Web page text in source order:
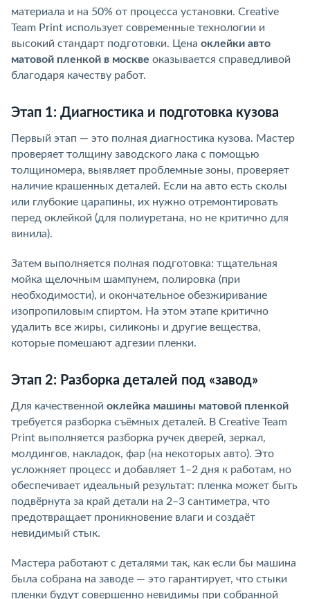
материала и на 50% от процесса установки. Creative
Team Print использует современные технологии и
высокий стандарт подготовки. Цена оклейки авто
матовой пленкой в москве оказывается справедливой
благодаря качеству работ.
Этап 1: Диагностика и подготовка кузова
Первый этап — это полная диагностика кузова. Мастер
проверяет толщину заводского лака с помощью
толщиномера, выявляет проблемные зоны, проверяет
наличие крашенных деталей. Если на авто есть сколы
или глубокие царапины, их нужно отремонтировать
перед оклейкой (для полиуретана, но не критично для
винила).
Затем выполняется полная подготовка: тщательная
мойка щелочным шампунем, полировка (при
необходимости), и окончательное обезжиривание
изопропиловым спиртом. На этом этапе критично
удалить все жиры, силиконы и другие вещества,
которые помешают адгезии пленки.
Этап 2: Разборка деталей под «завод»
Для качественной оклейка машины матовой пленкой
требуется разборка съёмных деталей. В Creative Team
Print выполняется разборка ручек дверей, зеркал,
молдингов, накладок, фар (на некоторых авто). Это
усложняет процесс и добавляет 1–2 дня к работам, но
обеспечивает идеальный результат: пленка может быть
подвёрнута за край детали на 2–3 сантиметра, что
предотвращает проникновение влаги и создаёт
невидимый стык.
Мастера работают с деталями так, как если бы машина
была собрана на заводе — это гарантирует, что стыки
пленки будут совершенно невидимы при собранной